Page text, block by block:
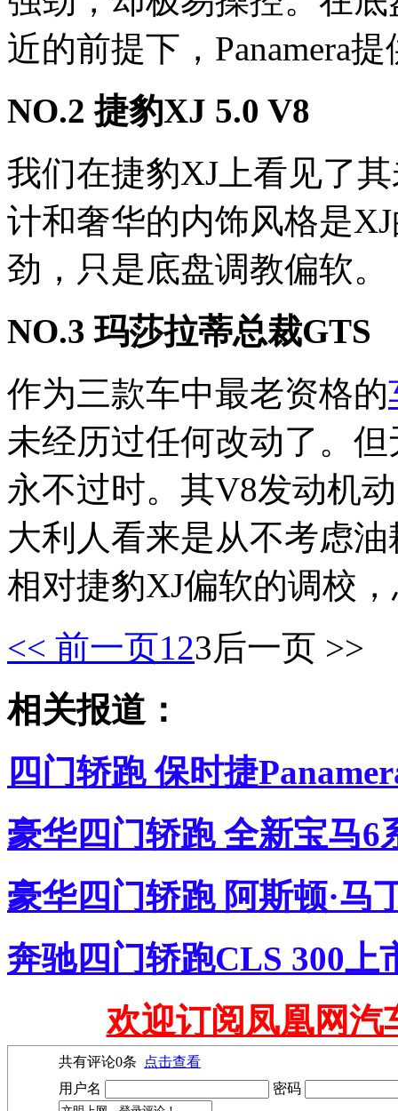
近的前提下，Panamera
NO.2 捷豹XJ 5.0 V8
我们在捷豹XJ上看见了
计和奢华的内饰风格是
劲，只是底盘调教偏软。
NO.3 玛莎拉蒂总裁GTS
作为三款车中最老资格的
未经历过任何改动了。
永不过时。其V8发动机
大利人看来是从不考虑
相对捷豹XJ偏软的调校
<< 前一页123后一页 >>
相关报道：
四门轿跑 保时捷
豪华四门轿跑 全新宝马6
豪华四门轿跑 阿斯顿·马
奔驰四门轿跑CLS 300上
欢迎订阅凤凰网汽
共有评论0条
点击查看
用户名
密码